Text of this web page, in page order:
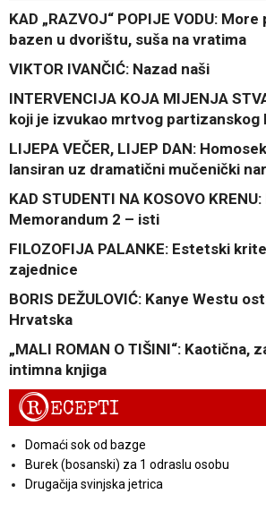
KAD „RAZVOJ“ POPIJE VODU:
bazen u dvorištu, suša na vratima
VIKTOR IVANČIĆ: Nazad naši
INTERVENCIJA KOJA MIJENJA
koji je izvukao mrtvog partizanskog
LIJEPA VEČER, LIJEP DAN:
lansiran uz dramatični mučenički
KAD STUDENTI NA KOSOVO
Memorandum 2 – isti
FILOZOFIJA PALANKE: Estetski
zajednice
BORIS DEŽULOVIĆ: Kanye Westu
Hrvatska
„MALI ROMAN O TIŠINI“: Kaotična,
intimna knjiga
RECEPTI
Domaći sok od bazge
Burek (bosanski) za 1 odraslu osobu
Drugačija svinjska jetrica